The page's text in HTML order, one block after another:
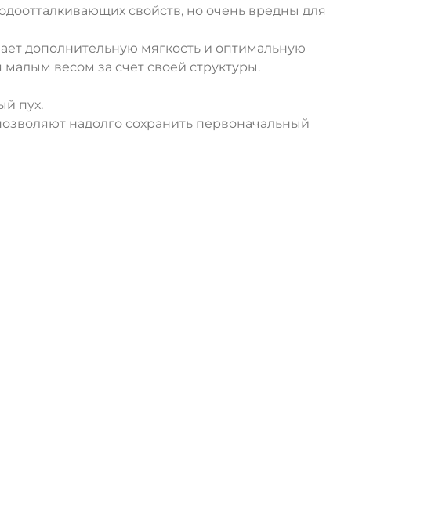
свойств, но очень вредны для
дополнительную мягкость и оптимальную
весом за счет своей структуры.
пух.
надолго сохранить первоначальный